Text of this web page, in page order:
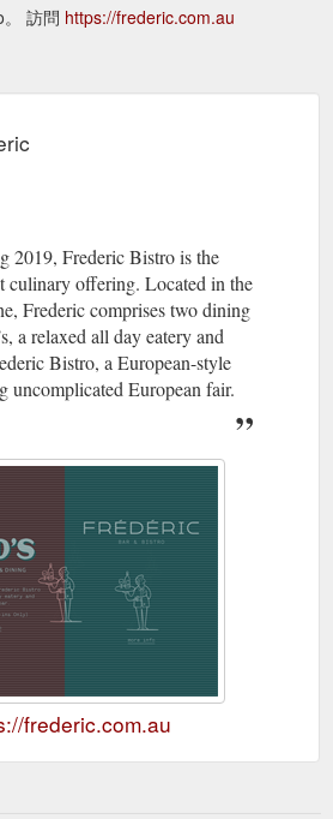
訪問 https://frederic.com.au
2019, Frederic Bistro is the
culinary offering. Located in the
Frederic comprises two dining
a relaxed all day eatery and
Bistro, a European-style
uncomplicated European fair.
frederic.com.au